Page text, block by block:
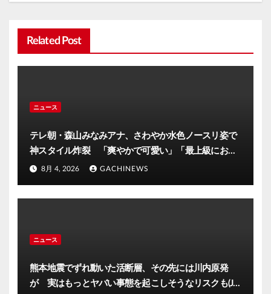
Related Post
ニュース
テレ朝・森山みなみアナ、さわやか水色ノースリ姿で
神スタイル炸裂 「爽やかで可愛い」「最上級にお似
合い」(J-CASTニュース)
8月 4, 2026 GACHINEWS
ニュース
熊本地震でずれ動いた活断層、その先には川内原発
が 実はもっとヤバい事態を起こしそうなリスクも(J-